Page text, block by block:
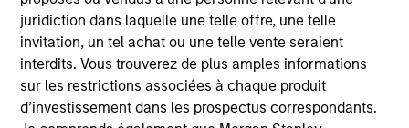
juridiction dans laquelle une telle offre, une telle
invitation, un tel achat ou une telle vente seraient
interdits. Vous trouverez de plus amples informations
sur les restrictions associées à chaque produit
d’investissement dans les prospectus correspondants.
Finance Divisions. Vikram graduated with First
Class Honours in Economics from the University of
Buckingham, where he was the recipient of the Sir
Ernest Cassel Educational Award. He has also
studied Economics at Lehigh University and at St.
Xavier’s College, University of Bombay.